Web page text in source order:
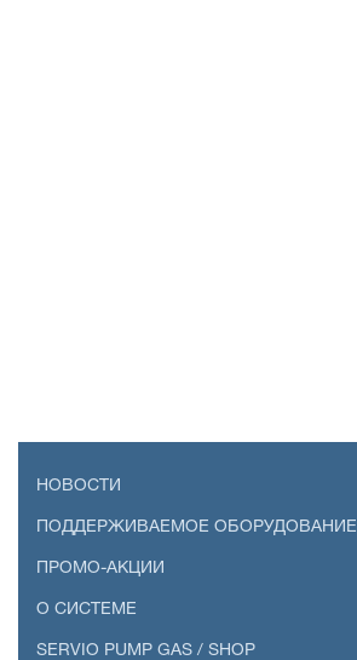
НОВОСТИ
ПОДДЕРЖИВАЕМОЕ ОБОРУДОВАНИЕ
ПРОМО-АКЦИИ
О СИСТЕМЕ
SERVIO PUMP GAS / SHOP